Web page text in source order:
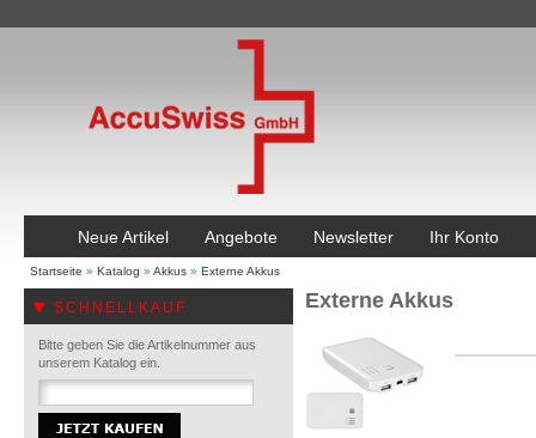
Neue Artikel Angebote Newsletter Ihr Konto
Startseite » Katalog » Akkus » Externe Akkus
SCHNELLKAUF
Bitte geben Sie die Artikelnummer aus
unserem Katalog ein.
Externe Akkus